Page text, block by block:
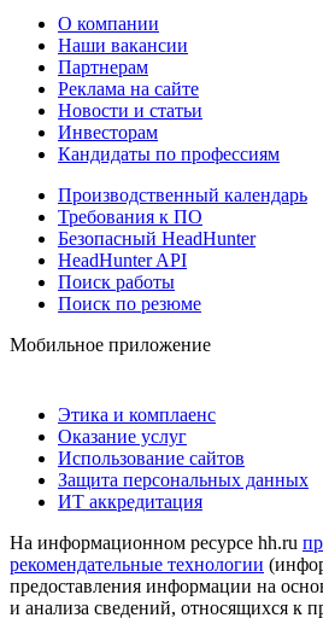
О компании
Наши вакансии
Партнерам
Реклама на сайте
Новости и статьи
Инвесторам
Кандидаты по профессиям
Производственный календарь
Требования к ПО
Безопасный HeadHunter
HeadHunter API
Поиск работы
Поиск по резюме
Мобильное приложение
Этика и комплаенс
Оказание услуг
Использование сайтов
Защита персональных данных
ИТ аккредитация
На информационном ресурсе hh.ru
рекомендательные технологии
предоставления информации на
и анализа сведений, относящихся к